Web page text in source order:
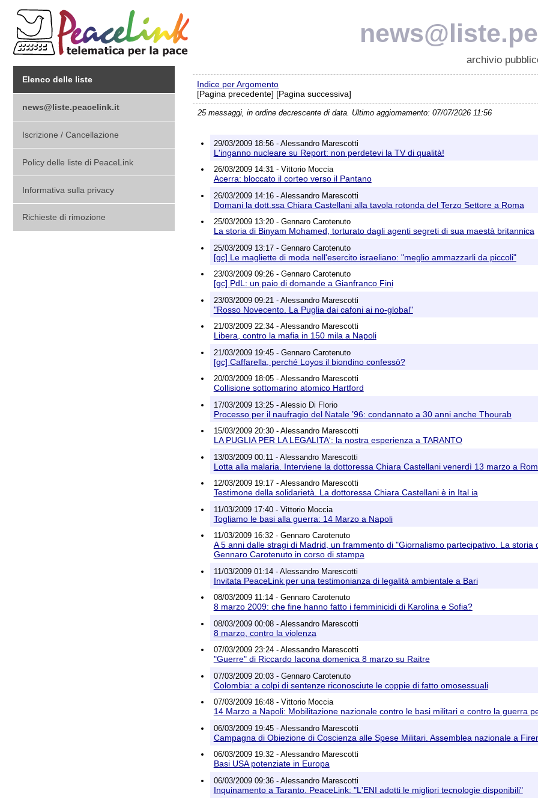
archivio
Elenco delle liste
news@liste.peacelink.it
Iscrizione / Cancellazione
Policy delle liste di PeaceLink
Informativa sulla privacy
Richieste di rimozione
Indice per Argomento
[Pagina precedente] [Pagina successiva]
25 messaggi, in ordine decrescente di data. Ultimo aggiornamento: 07/07/2026 11:56
29/03/2009 18:56 - Alessandro Marescotti
L'inganno nucleare su Report: non perdetevi la TV di qualità!
26/03/2009 14:31 - Vittorio Moccia
Acerra: bloccato il corteo verso il Pantano
26/03/2009 14:16 - Alessandro Marescotti
Domani la dott.ssa Chiara Castellani alla tavola rotonda del Terzo Settore a Roma
25/03/2009 13:20 - Gennaro Carotenuto
La storia di Binyam Mohamed, torturato dagli agenti segreti di sua maestà britannica
25/03/2009 13:17 - Gennaro Carotenuto
[gc] Le magliette di moda nell'esercito israeliano: "meglio ammazzarli da piccoli"
23/03/2009 09:26 - Gennaro Carotenuto
[gc] PdL: un paio di domande a Gianfranco Fini
23/03/2009 09:21 - Alessandro Marescotti
"Rosso Novecento. La Puglia dai cafoni ai no-global"
21/03/2009 22:34 - Alessandro Marescotti
Libera, contro la mafia in 150 mila a Napoli
21/03/2009 19:45 - Gennaro Carotenuto
[gc] Caffarella, perché Loyos il biondino confessò?
20/03/2009 18:05 - Alessandro Marescotti
Collisione sottomarino atomico Hartford
17/03/2009 13:25 - Alessio Di Florio
Processo per il naufragio del Natale ’96: condannato a 30 anni anche Thourab
15/03/2009 20:30 - Alessandro Marescotti
LA PUGLIA PER LA LEGALITA': la nostra esperienza a TARANTO
13/03/2009 00:11 - Alessandro Marescotti
Lotta alla malaria. Interviene la dottoressa Chiara Castellani venerdì 13 marzo a
12/03/2009 19:17 - Alessandro Marescotti
Testimone della solidarietà. La dottoressa Chiara Castellani è in Ital ia
11/03/2009 17:40 - Vittorio Moccia
Togliamo le basi alla guerra: 14 Marzo a Napoli
11/03/2009 16:32 - Gennaro Carotenuto
A 5 anni dalle stragi di Madrid, un frammento di "Giornalismo partecipativo. La
Gennaro Carotenuto in corso di stampa
11/03/2009 01:14 - Alessandro Marescotti
Invitata PeaceLink per una testimonianza di legalità ambientale a Bari
08/03/2009 11:14 - Gennaro Carotenuto
8 marzo 2009: che fine hanno fatto i femminicidi di Karolina e Sofia?
08/03/2009 00:08 - Alessandro Marescotti
8 marzo, contro la violenza
07/03/2009 23:24 - Alessandro Marescotti
"Guerre" di Riccardo Iacona domenica 8 marzo su Raitre
07/03/2009 20:03 - Gennaro Carotenuto
Colombia: a colpi di sentenze riconosciute le coppie di fatto omosessuali
07/03/2009 16:48 - Vittorio Moccia
14 Marzo a Napoli: Mobilitazione nazionale contro le basi militari e contro la guerra
06/03/2009 19:45 - Alessandro Marescotti
Campagna di Obiezione di Coscienza alle Spese Militari. Assemblea nazionale a
06/03/2009 19:32 - Alessandro Marescotti
Basi USA potenziate in Europa
06/03/2009 09:36 - Alessandro Marescotti
Inquinamento a Taranto. PeaceLink: "L'ENI adotti le migliori tecnologie disponibili"